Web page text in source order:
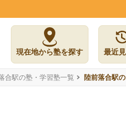
現在地から塾を探す 最近
合駅の塾・学習塾一覧 陸前落合駅